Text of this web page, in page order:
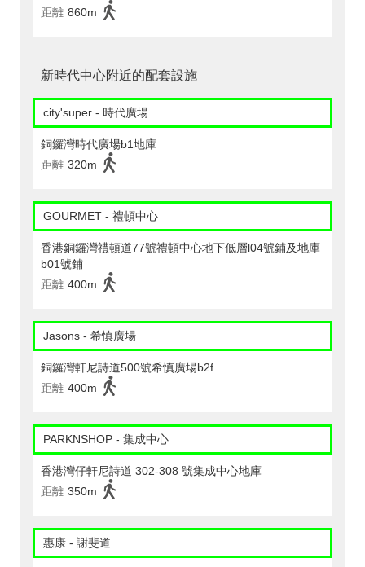
距離 860m
新時代中心附近的配套設施
city'super - 時代廣場
銅鑼灣時代廣場b1地庫
距離 320m
GOURMET - 禮頓中心
香港銅鑼灣禮頓道77號禮頓中心地下低層l04號鋪及地庫
b01號鋪
距離 400m
Jasons - 希慎廣場
銅鑼灣軒尼詩道500號希慎廣場b2f
距離 400m
PARKNSHOP - 集成中心
香港灣仔軒尼詩道 302-308 號集成中心地庫
距離 350m
惠康 - 謝斐道